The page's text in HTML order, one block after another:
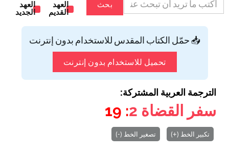
بحث
العهد
القديم
العهد
الجديد
📥 حمّل الكتاب المقدس للاستخدام بدون إنترنت
تحميل للاستخدام بدون إنترنت
الترجمة العربية المشتركة:
سفر القضاة 2
: 19
تكبير الخط (+) تصغير الخط (-)